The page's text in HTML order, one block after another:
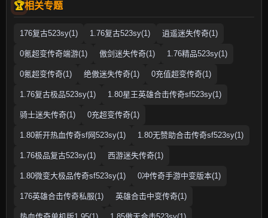
相关专题
176复古523sy(1) 1.76复古523sy(1) 逍遥迷失传奇(1)
0氪超变传奇端游(1) 傲剑迷失传奇(1) 1.76精品523sy(1)
0氪超变传奇(1) 绝傲迷失传奇(1) 0充值超变传奇(1)
1.76复古极品523sy(1) 1.80星王英雄合击传奇sf523sy(1)
骑士迷失传奇(1) 0充超变传奇(1)
1.80新开热血传奇sf网523sy(1) 1.80无赞助合击传奇sf523sy(1)
1.76极品复古523sy(1) 西游迷失传奇(1)
1.80微变大极品传奇sf523sy(1) 0冲传奇手游中变版本(1)
176英雄合击传奇私服(1) 英雄合击中变传奇(1)